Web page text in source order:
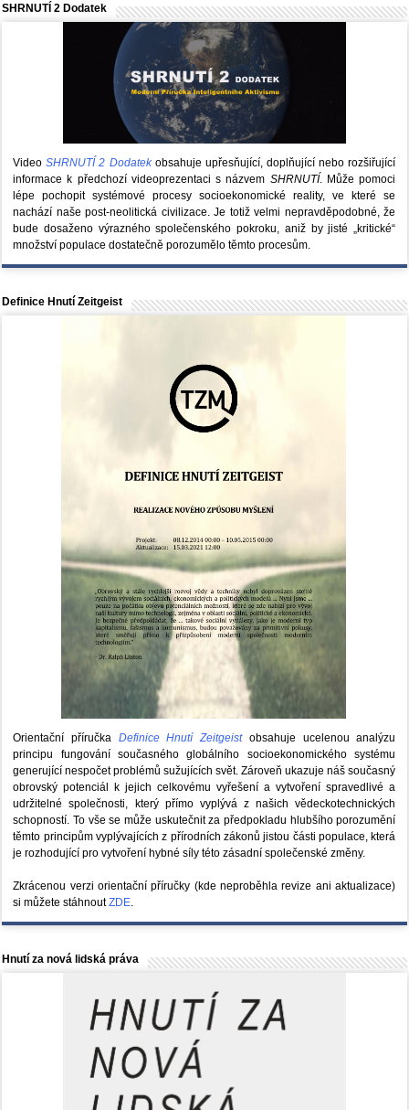
SHRNUTÍ 2 Dodatek
VideoSHRNUTÍ 2 Dodatekobsahuje upřesňující, doplňující nebo rozšiřující
informace k předchozí videoprezentaci s názvem SHRNUTÍ. Může pomoci
lépe pochopit systémové procesy socioekonomické reality, ve které se
nachází naše post-neolitická civilizace. Je totiž velmi nepravděpodobné, že
bude dosaženo výrazného společenského pokroku, aniž by jisté „kritické“
množství populace dostatečně porozumělo těmto procesům.
Definice Hnutí Zeitgeist
Orientační příručka Definice Hnutí Zeitgeistobsahuje ucelenou analýzu
principu fungování současného globálního socioekonomického systému
generující nespočet problémů sužujících svět. Zároveň ukazuje náš současný
obrovský potenciál k jejich celkovému vyřešení a vytvoření spravedlivé a
udržitelné společnosti, který přímo vyplývá z našich vědeckotechnických
schopností. To vše se může uskutečnit za předpokladu hlubšího porozumění
těmto principům vyplývajících z přírodních zákonů jistou části populace, která
je rozhodující pro vytvoření hybné síly této zásadní společenské změny.
Zkrácenou verzi orientační příručky (kde neproběhla revize ani aktualizace)
si můžete stáhnoutZDE.
Hnutí za nová lidská práva